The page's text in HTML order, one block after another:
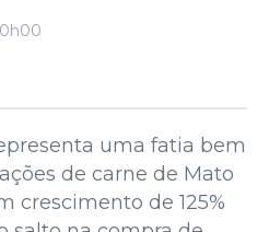
uma fatia bem
de carne de Mato
crescimento de 125%